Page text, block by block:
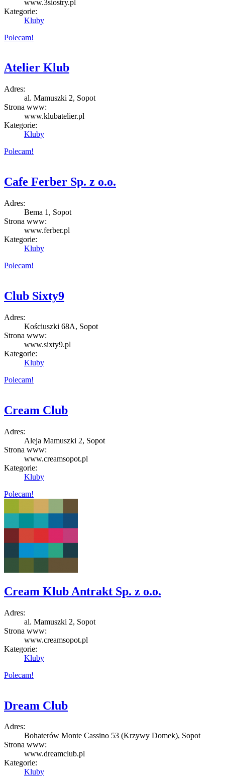
www.3siostry.pl
Kategorie:
Kluby
Polecam!
Atelier Klub
Adres:
al. Mamuszki 2, Sopot
Strona www:
www.klubatelier.pl
Kategorie:
Kluby
Polecam!
Cafe Ferber Sp. z o.o.
Adres:
Bema 1, Sopot
Strona www:
www.ferber.pl
Kategorie:
Kluby
Polecam!
Club Sixty9
Adres:
Kościuszki 68A, Sopot
Strona www:
www.sixty9.pl
Kategorie:
Kluby
Polecam!
Cream Club
Adres:
Aleja Mamuszki 2, Sopot
Strona www:
www.creamsopot.pl
Kategorie:
Kluby
Polecam!
Cream Klub Antrakt Sp. z o.o.
Adres:
al. Mamuszki 2, Sopot
Strona www:
www.creamsopot.pl
Kategorie:
Kluby
Polecam!
Dream Club
Adres:
Bohaterów Monte Cassino 53 (Krzywy Domek), Sopot
Strona www:
www.dreamclub.pl
Kategorie:
Kluby